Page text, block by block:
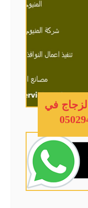
في